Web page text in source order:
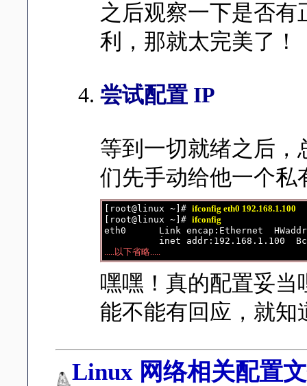
之后观察一下是否
利，那就太完美了！
尝试配置 IP
等到一切就绪之后，
们先手动给他一个私
[root@linux ~]# ifconfig eth0 192.168.1.100
[root@linux ~]# ifconfig
eth0      Link encap:Ethernet
.....以下省略.....
嘿嘿！真的配置妥当
能不能有回应，就知
Linux 网络相关配置